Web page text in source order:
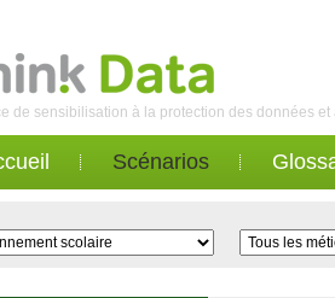
de sensibilisation à la protection des données et
Scénarios